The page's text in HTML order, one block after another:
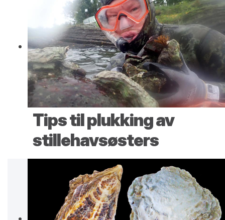
Tips til plukking av
stillehavsøsters